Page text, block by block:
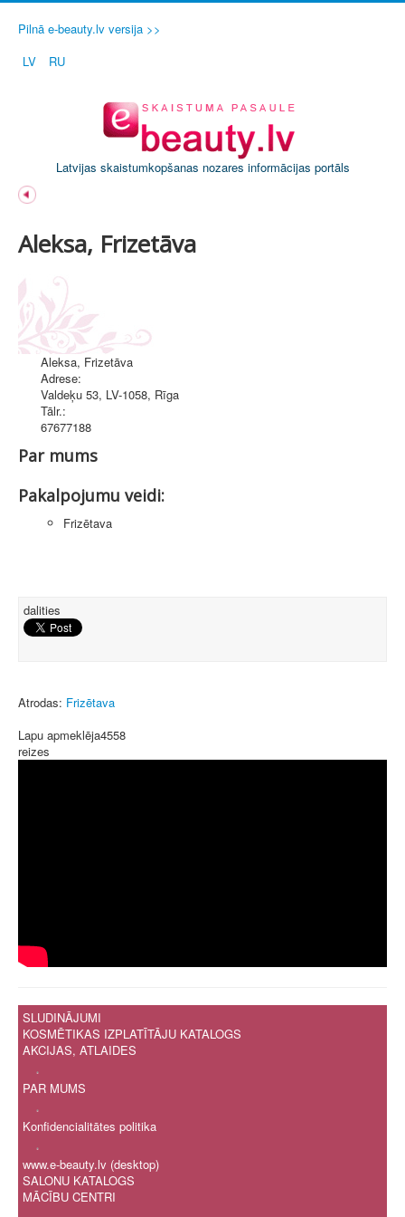
Pilnā e-beauty.lv versija >>
LV
RU
Latvijas skaistumkopšanas nozares informācijas portāls
Aleksa, Frizetāva
Aleksa, Frizetāva
Adrese:
Valdeķu 53, LV-1058, Rīga
Tālr.:
67677188
Par mums
Pakalpojumu veidi:
Frizētava
dalities
Atrodas: Frizētava
Lapu apmeklēja4558
reizes
SLUDINĀJUMI
KOSMĒTIKAS IZPLATĪTĀJU KATALOGS
AKCIJAS, ATLAIDES
.
PAR MUMS
.
Konfidencialitātes politika
.
www.e-beauty.lv (desktop)
SALONU KATALOGS
MĀCĪBU CENTRI